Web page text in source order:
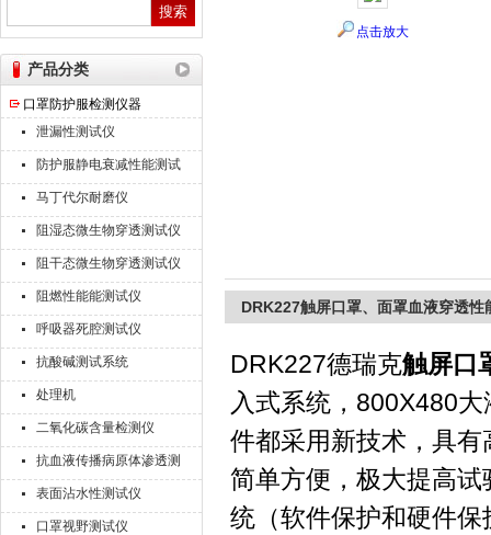
产品分类
口罩防护服检测仪器
泄漏性测试仪
防护服静电衰减性能测试
仪
马丁代尔耐磨仪
阻湿态微生物穿透测试仪
阻干态微生物穿透测试仪
阻燃性能能测试仪
呼吸器死腔测试仪
抗酸碱测试系统
处理机
二氧化碳含量检测仪
抗血液传播病原体渗透测
试仪
表面沾水性测试仪
口罩视野测试仪
点击放大
DRK227触屏口罩、面罩血液穿透性
DRK227德瑞克触屏口
入式系统，800X480
件都采用新技术，具
简单方便，极大提高
统（软件保护和硬件